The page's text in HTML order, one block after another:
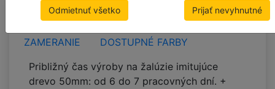
Odmietnuť všetko Prijať nevyhnutné
VLASTNOSTI PRODUKTU
MONTÁŽ
ZAMERANIE
DOSTUPNÉ FARBY
Približný čas výroby na žalúzie imitujúce
drevo 50mm: od 6 do 7 pracovných dní. +